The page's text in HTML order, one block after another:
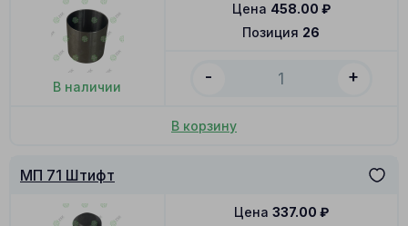
В наличии
Позиция 26
Цена 458.00 ₽
- +
В корзину
МП 71 Штифт
Цена 337.00 ₽